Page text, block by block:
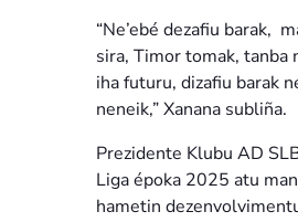
“Ne’ebé dezafiu barak,
sira, Timor tomak, tanba
iha futuru, dizafiu barak
neneik,” Xanana subliña.
Prezidente Klubu AD
Liga époka 2025 atu
hametin